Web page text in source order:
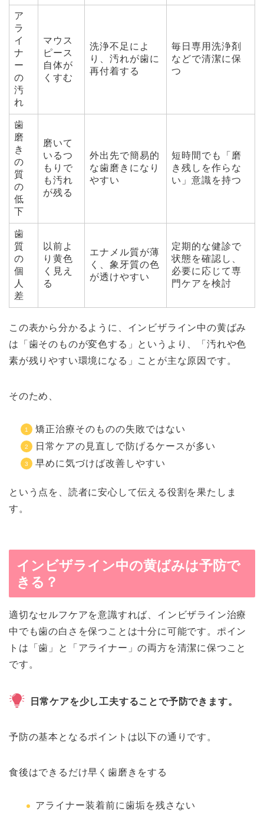
ア
ラ
イ
ナ
ー
の
汚
れ
マウス
ピース
自体が
くすむ
洗浄不足によ
り、汚れが歯に
再付着する
毎日専用洗浄剤
などで清潔に保
つ
歯
磨
き
の
質
の
低
下
磨いて
いるつ
もりで
も汚れ
が残る
外出先で簡易的
な歯磨きになり
やすい
短時間でも「磨
き残しを作らな
い」意識を持つ
歯
質
の
個
人
差
以前よ
り黄色
く見え
る
エナメル質が薄
く、象牙質の色
が透けやすい
定期的な健診で
状態を確認し、
必要に応じて専
門ケアを検討
この表から分かるように、インビザライン中の黄ばみ
は「歯そのものが変色する」というより、「汚れや色
素が残りやすい環境になる」ことが主な原因です。
そのため、
矯正治療そのものの失敗ではない
日常ケアの見直しで防げるケースが多い
早めに気づけば改善しやすい
という点を、読者に安心して伝える役割を果たしま
す。
インビザライン中の黄ばみは予防で
きる？
適切なセルフケアを意識すれば、インビザライン治療
中でも歯の白さを保つことは十分に可能です。ポイン
トは「歯」と「アライナー」の両方を清潔に保つこと
です。
日常ケアを少し工夫することで予防できます。
予防の基本となるポイントは以下の通りです。
食後はできるだけ早く歯磨きをする
アライナー装着前に歯垢を残さない